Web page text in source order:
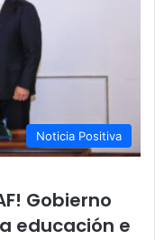
Noticia Positiva
Gobierno
educación e